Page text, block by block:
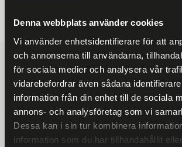
Denna webbplats använder cookies
Vi använder enhetsidentifierare för att
och annonserna till användarna,
för sociala medier och analysera vår
vidarebefordrar även sådana
information från din enhet till de sociala
annons- och analysföretag som vi
Dessa kan i sin tur kombinera
information som du har tillhandahållit
FRAKTFRITT
På alla ordrar över 2000 kr
1-3 DAGAR LEVERANS
Inom Sverige med DHL
SÄKRA BETALNINGAR
Betalkort, Klarna eller Swish